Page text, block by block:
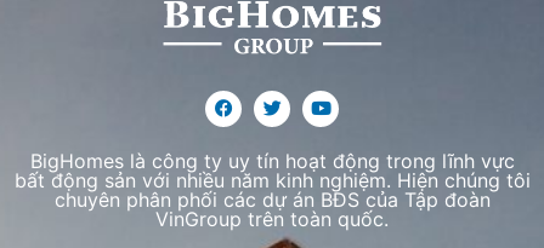
BigHomes là công ty uy tín hoạt động trong lĩnh vực
bất động sản với nhiều năm kinh nghiệm. Hiện chúng tôi
chuyên phân phối các dự án BĐS của Tập đoàn
VinGroup trên toàn quốc.